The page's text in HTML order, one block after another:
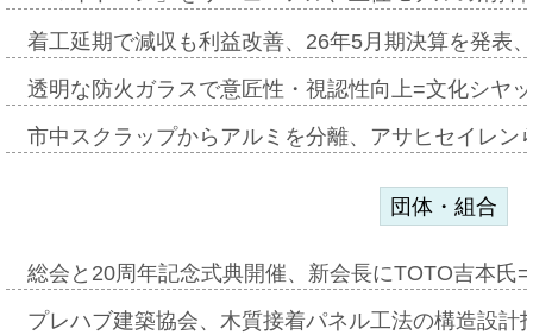
着工延期で減収も利益改善、26年5月期決算を発表
透明な防火ガラスで意匠性・視認性向上=文化シヤ
市中スクラップからアルミを分離、アサヒセイレ
団体・組合
総会と20周年記念式典開催、新会長にTOTO吉本氏
プレハブ建築協会、木質接着パネル工法の構造設